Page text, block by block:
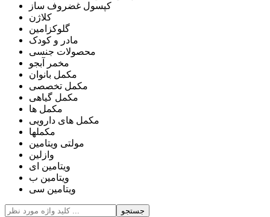
کپسول غضروف ساز
کلاژن
گلوکزامین
مادر و کودک
محصولات جنسی
مخمر آبجو
مکمل بانوان
مکمل تخصصی
مکمل گیاهی
مکمل ها
مکمل های دارویی
مکملها
مولتی ویتامین
وازلین
ویتامین ای
ویتامین ب
ویتامین سی
جستجو